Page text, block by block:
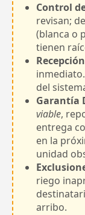
Control
revisan;
(blanca o
tienen
del
Garantía
viable,
entrega
en la
unidad
riego
arribo.